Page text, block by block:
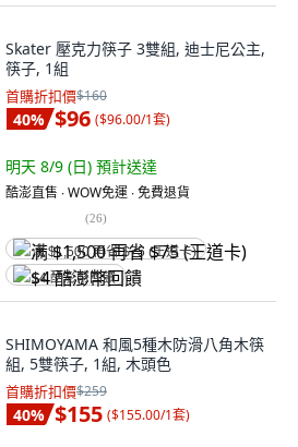
Skater 壓克力筷子 3雙組, 迪士尼公主,
筷子, 1組
首購折扣價$160
40% $96 ($96.00/1套)
明天 8/9 (日) 預計送達
酷澎直售 ∙ WOW免運 ∙ 免費退貨
(26)
满 $1,500 再省 $75 (王道卡)
$4 酷澎幣回饋
SHIMOYAMA 和風5種木防滑八角木筷
組, 5雙筷子, 1組, 木頭色
首購折扣價$259
40% $155 ($155.00/1套)